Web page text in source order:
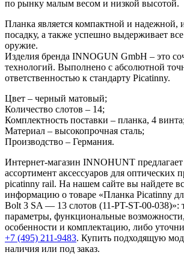
по рынку малым весом и низкой высотой.
Планка является компактной и надежной,
посадку, а также успешно выдерживает
оружие.
Изделия бренда INNOGUN GmbH – это
технологий. Выполнено с абсолютной
ответственностью к стандарту Picatinny.
Цвет – черный матовый;
Количество слотов – 14;
Комплектность поставки – планка, 4 винта;
Материал – высокопрочная сталь;
Производство – Германия.
Интернет-магазин INNOHUNT
ассортимент аксессуаров для оптических
picatinny rail. На нашем сайте вы найдете
информацию о товаре «Планка Picatinny
Bolt 3 SA — 13 слотов (11-PT-ST-00-038)»:
параметры, функциональные
особенности и комплектацию, либо
+7 (495) 211-9483. Купить подходящую
наличия или под заказ.